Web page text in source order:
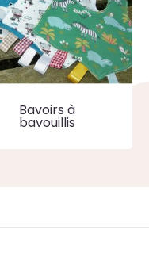
Bavoirs à
bavouillis